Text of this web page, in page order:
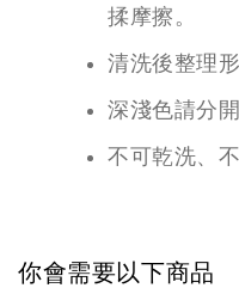
揉摩擦。
清洗後整理
深淺色請分
不可乾洗、
你會需要以下商品